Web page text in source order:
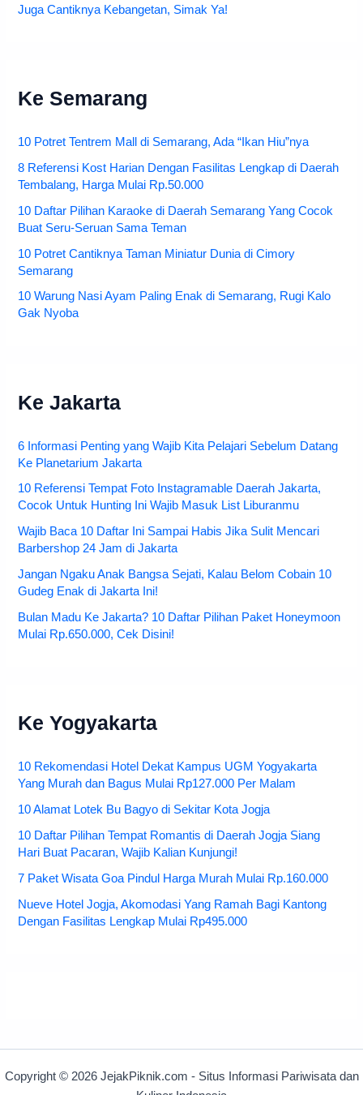
Juga Cantiknya Kebangetan, Simak Ya!
Ke Semarang
10 Potret Tentrem Mall di Semarang, Ada “Ikan Hiu”nya
8 Referensi Kost Harian Dengan Fasilitas Lengkap di Daerah
Tembalang, Harga Mulai Rp.50.000
10 Daftar Pilihan Karaoke di Daerah Semarang Yang Cocok
Buat Seru-Seruan Sama Teman
10 Potret Cantiknya Taman Miniatur Dunia di Cimory
Semarang
10 Warung Nasi Ayam Paling Enak di Semarang, Rugi Kalo
Gak Nyoba
Ke Jakarta
6 Informasi Penting yang Wajib Kita Pelajari Sebelum Datang
Ke Planetarium Jakarta
10 Referensi Tempat Foto Instagramable Daerah Jakarta,
Cocok Untuk Hunting Ini Wajib Masuk List Liburanmu
Wajib Baca 10 Daftar Ini Sampai Habis Jika Sulit Mencari
Barbershop 24 Jam di Jakarta
Jangan Ngaku Anak Bangsa Sejati, Kalau Belom Cobain 10
Gudeg Enak di Jakarta Ini!
Bulan Madu Ke Jakarta? 10 Daftar Pilihan Paket Honeymoon
Mulai Rp.650.000, Cek Disini!
Ke Yogyakarta
10 Rekomendasi Hotel Dekat Kampus UGM Yogyakarta
Yang Murah dan Bagus Mulai Rp127.000 Per Malam
10 Alamat Lotek Bu Bagyo di Sekitar Kota Jogja
10 Daftar Pilihan Tempat Romantis di Daerah Jogja Siang
Hari Buat Pacaran, Wajib Kalian Kunjungi!
7 Paket Wisata Goa Pindul Harga Murah Mulai Rp.160.000
Nueve Hotel Jogja, Akomodasi Yang Ramah Bagi Kantong
Dengan Fasilitas Lengkap Mulai Rp495.000
Copyright © 2026 JejakPiknik.com - Situs Informasi Pariwisata dan